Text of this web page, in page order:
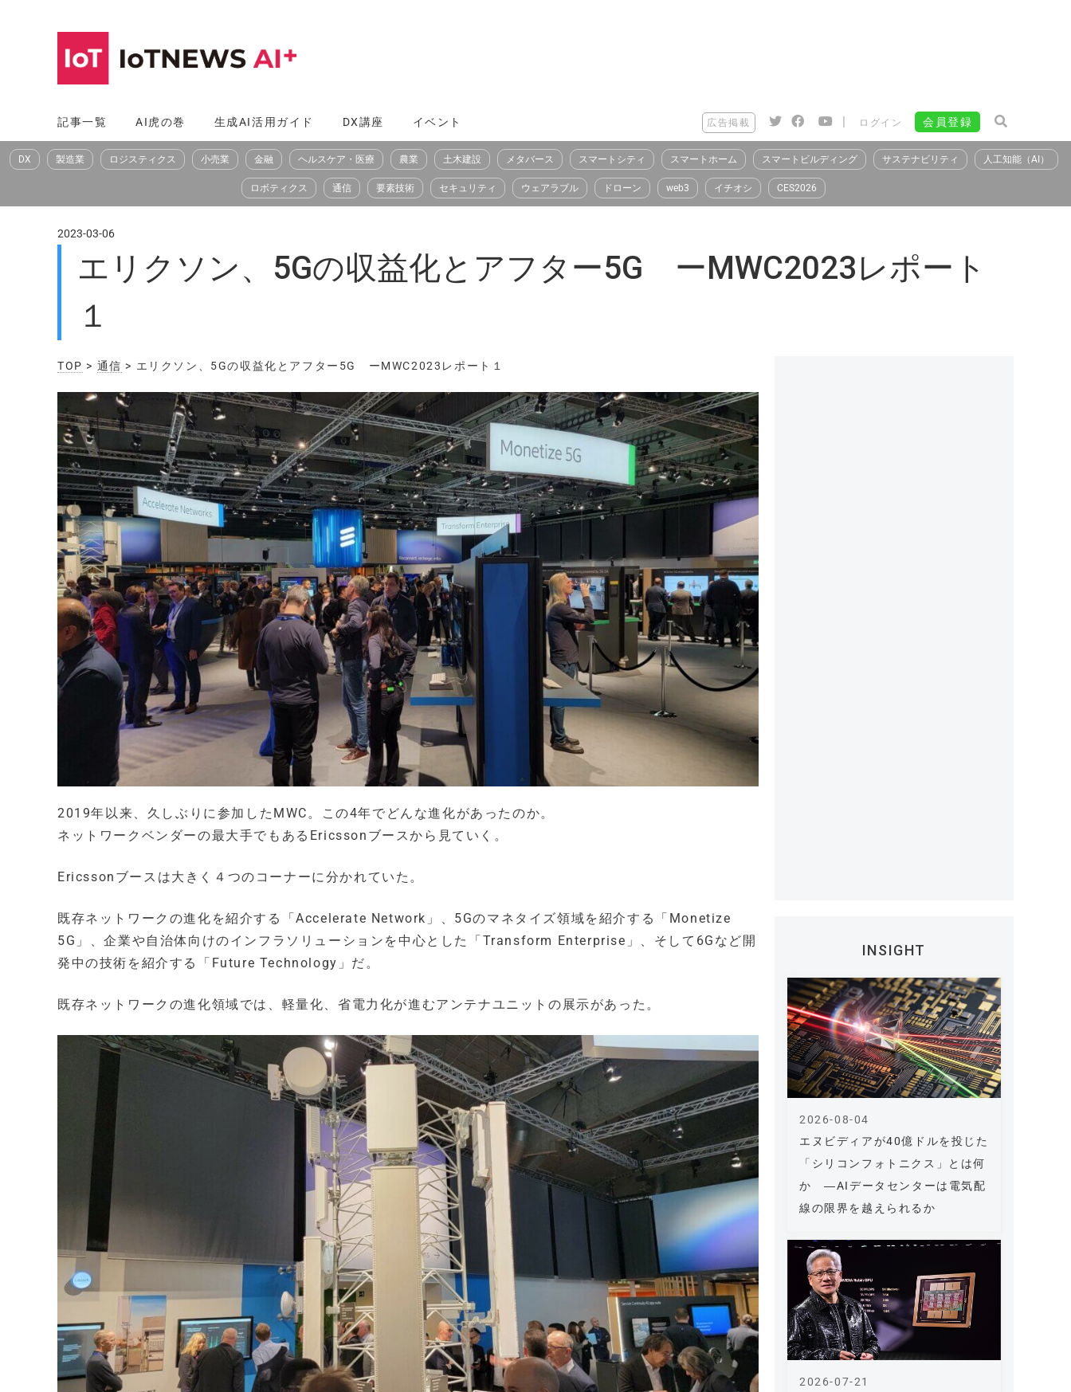
へ
ス
記事一覧 AI虎の巻 生成AI活用ガイド DX講座 イベント 広告掲載 | ログイン 会員登録
DX 製造業 ロジスティクス 小売業 金融 ヘルスケア・医療 農業 土木建設 メタバース スマートシティ スマートホーム スマートビルディング サステナビリティ 人工知能（AI）
ロボティクス 通信 要素技術 セキュリティ ウェアラブル ドローン web3 イチオシ CES2026
2023-03-06
エリクソン、5Gの収益化とアフター5G ーMWC2023レポート
１
TOP > 通信 > エリクソン、5Gの収益化とアフター5G ーMWC2023レポート１
2019年以来、久しぶりに参加したMWC。この4年でどんな進化があったのか。
ネットワークベンダーの最大手でもあるEricssonブースから見ていく。
Ericssonブースは大きく４つのコーナーに分かれていた。
既存ネットワークの進化を紹介する「Accelerate Network」、5Gのマネタイズ領域を紹介する「Monetize
5G」、企業や自治体向けのインフラソリューションを中心とした「Transform Enterprise」、そして6Gなど開
発中の技術を紹介する「Future Technology」だ。
既存ネットワークの進化領域では、軽量化、省電力化が進むアンテナユニットの展示があった。
INSIGHT
エヌビディアが40億ドルを投じた
「シリコンフォトニクス」とは何
か ―AIデータセンターは電気配
線の限界を越えられるか
2026-08-04
2026-07-21